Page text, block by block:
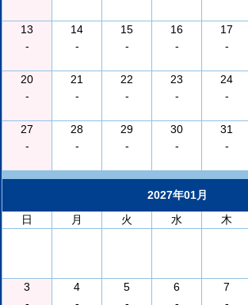
13
-
14
-
15
-
16
-
17
-
20
-
21
-
22
-
23
-
24
-
27
-
28
-
29
-
30
-
31
-
2027年01月
日
月 火 水 木
3
4
5
6
7